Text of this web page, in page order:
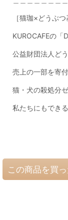
［猫珈×どうぶつ
KUROCAFEの「
公益財団法人ど
売上の一部を寄
猫・犬の殺処分
私たちにもでき
この商品を買